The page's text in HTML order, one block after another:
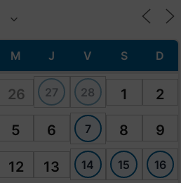
M J V S D
26 27 28 1 2
5 6 7 8 9
12 13 14 15 16